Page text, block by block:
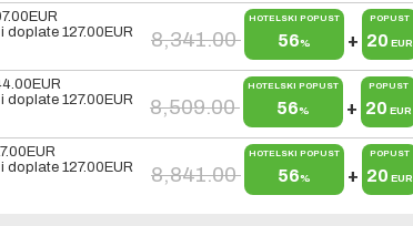
EUR
doplate 127.00 EUR 8,341.00
HOTELSKI POPUST
56% +
POPUST
20 EUR
EUR
doplate 127.00 EUR 8,509.00
HOTELSKI POPUST
56% +
POPUST
20 EUR
EUR
doplate 127.00 EUR 8,841.00
HOTELSKI POPUST
56% +
POPUST
20 EUR